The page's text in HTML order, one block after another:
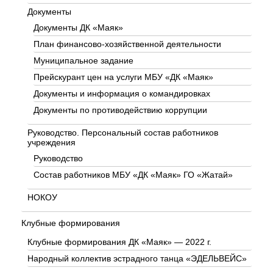
Документы
Документы ДК «Маяк»
План финансово-хозяйственной деятельности
Муниципальное задание
Прейскурант цен на услуги МБУ «ДК «Маяк»
Документы и информация о командировках
Документы по противодействию коррупции
Руководство. Персональный состав работников
учреждения
Руководство
Состав работников МБУ «ДК «Маяк» ГО «Жатай»
НОКОУ
Клубные формирования
Клубные формирования ДК «Маяк» — 2022 г.
Народный коллектив эстрадного танца «ЭДЕЛЬВЕЙС»